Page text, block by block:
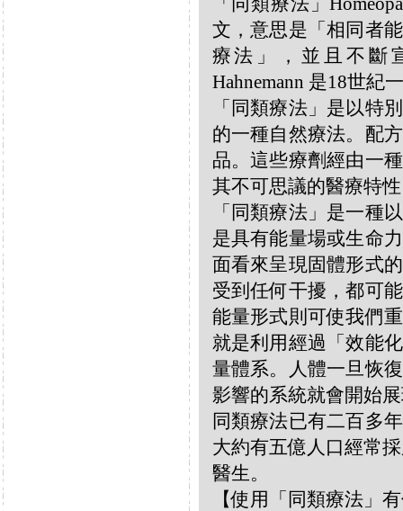
文，意思是「相同者
療法」，並且不斷
Hahnemann 是18世紀
「同類療法」是以特
的一種自然療法。配
品。這些療劑經由一
其不可思議的醫療特
「同類療法」是一種
是具有能量場或生命
面看來呈現固體形式
受到任何干擾，都可
能量形式則可使我們
就是利用經過「效能
量體系。人體一旦恢
影響的系統就會開始
同類療法已有二百多
大約有五億人口經常
醫生。
【使用「同類療法」